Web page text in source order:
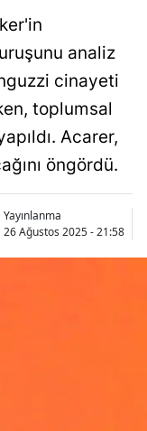
analiz
cinayeti
toplumsal
Acarer,
öngördü.
Yayınlanma
26 Ağustos 2025 - 21:58